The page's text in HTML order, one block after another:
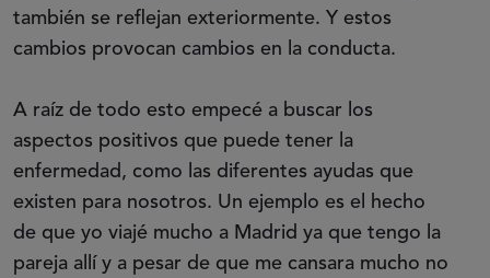
también se reflejan exteriormente. Y estos
cambios provocan cambios en la conducta.
A raíz de todo esto empecé a buscar los
aspectos positivos que puede tener la
enfermedad, como las diferentes ayudas que
existen para nosotros. Un ejemplo es el hecho
de que yo viajé mucho a Madrid ya que tengo la
pareja allí y a pesar de que me cansara mucho no